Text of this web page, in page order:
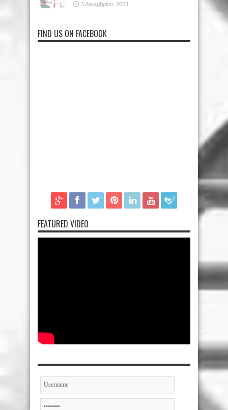
3 Δεκεμβρίου, 2023
FIND US ON FACEBOOK
FEATURED VIDEO